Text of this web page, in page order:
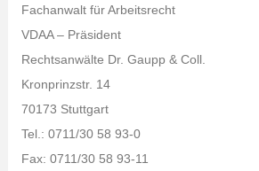
Fachanwalt für Arbeitsrecht
VDAA – Präsident
Rechtsanwälte Dr. Gaupp & Coll.
Kronprinzstr. 14
70173 Stuttgart
Tel.: 0711/30 58 93-0
Fax: 0711/30 58 93-11